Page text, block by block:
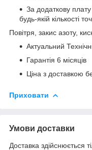
За додаткову
будь-якій кількості
Повітря, закис азоту,
Актуальний
Гарантія 6 місяців
Ціна з доставкою
Приховати
Умови доставки
Доставка здійснюється